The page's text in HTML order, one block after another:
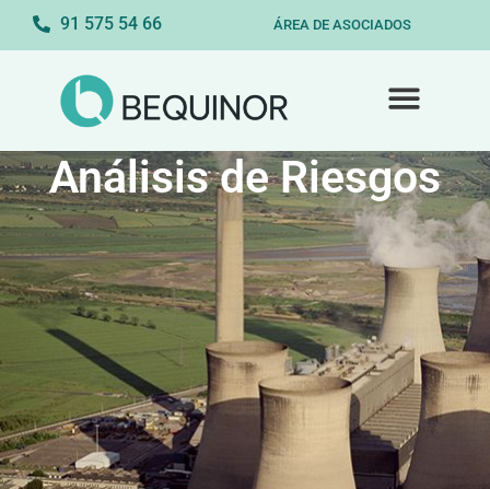
91 575 54 66 ÁREA DE ASOCIADOS
Análisis de Riesgos